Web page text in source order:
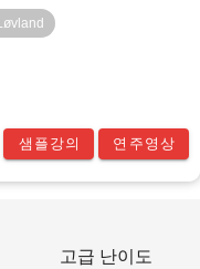
샘플강의 연주영상
고급 난이도